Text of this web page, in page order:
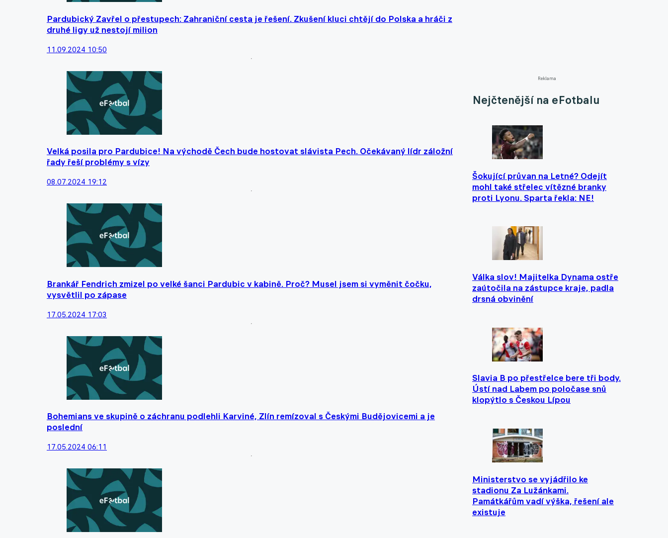
Pardubický Zavřel o přestupech: Zahraniční cesta je řešení. Zkušení kluci chtějí do Polska a hráči z
druhé ligy už nestojí milion
11.09.2024 10:50
Velká posila pro Pardubice! Na východě Čech bude hostovat slávista Pech. Očekávaný lídr záložní
řady řeší problémy s vízy
08.07.2024 19:12
Brankář Fendrich zmizel po velké šanci Pardubic v kabině. Proč? Musel jsem si vyměnit čočku,
vysvětlil po zápase
17.05.2024 17:03
Bohemians ve skupině o záchranu podlehli Karviné, Zlín remízoval s Českými Budějovicemi a je
poslední
17.05.2024 06:11
Reklama
Nejčtenější na eFotbalu
Šokující průvan na Letné? Odejít
mohl také střelec vítězné branky
proti Lyonu. Sparta řekla: NE!
Válka slov! Majitelka Dynama ostře
zaútočila na zástupce kraje, padla
drsná obvinění
Slavia B po přestřelce bere tři body.
Ústí nad Labem po poločase snů
klopýtlo s Českou Lípou
Ministerstvo se vyjádřilo ke
stadionu Za Lužánkami.
Památkářům vadí výška, řešení ale
existuje